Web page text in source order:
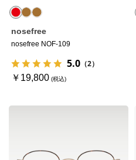
nosefree
nosefree NOF-109
5.0 （2）
￥19,800